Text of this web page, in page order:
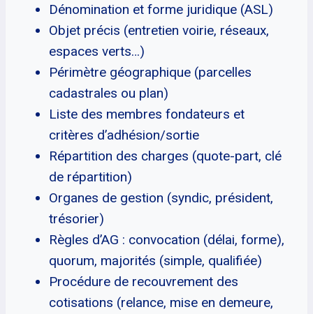
Dénomination et forme juridique (ASL)
Objet précis (entretien voirie, réseaux,
espaces verts…)
Périmètre géographique (parcelles
cadastrales ou plan)
Liste des membres fondateurs et
critères d’adhésion/sortie
Répartition des charges (quote-part, clé
de répartition)
Organes de gestion (syndic, président,
trésorier)
Règles d’AG : convocation (délai, forme),
quorum, majorités (simple, qualifiée)
Procédure de recouvrement des
cotisations (relance, mise en demeure,